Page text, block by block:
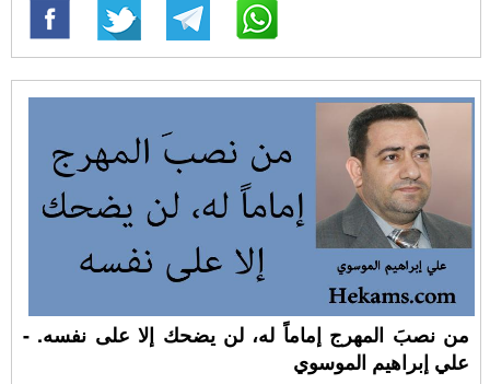
من نصبَ المهرج إماماً له، لن يضحك إلا على نفسه. -
علي إبراهيم الموسوي